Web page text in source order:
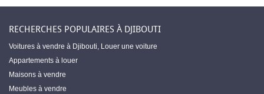
RECHERCHES POPULAIRES À DJIBOUTI
Voitures à vendre à Djibouti, Louer une voiture
Appartements à louer
Maisons à vendre
Meubles à vendre